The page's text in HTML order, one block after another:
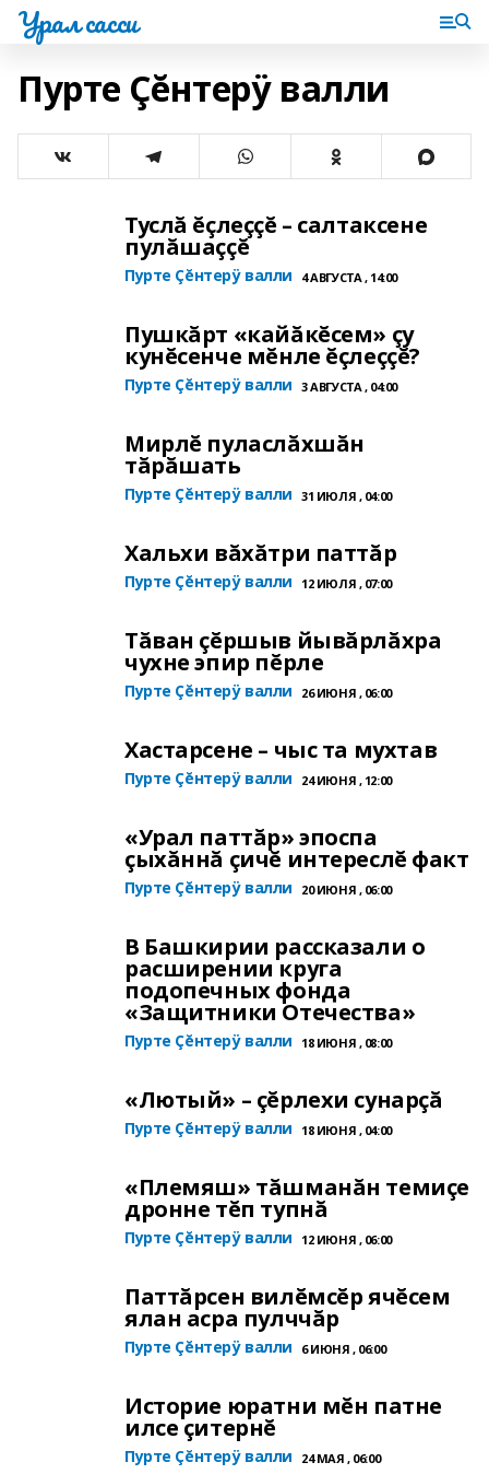
Урал сасси
Пурте Çĕнтерÿ валли
Туслă ĕçлеççĕ – салтаксене
пулăшаççĕ
Пурте Çĕнтерÿ валли 4 АВГУСТА , 14:00
Пушкăрт «кайăкĕсем» çу
кунĕсенче мĕнле ĕçлеççĕ?
Пурте Çĕнтерÿ валли 3 АВГУСТА , 04:00
Мирлĕ пуласлăхшăн
тăрăшать
Пурте Çĕнтерÿ валли 31 ИЮЛЯ , 04:00
Хальхи вăхăтри паттăр
Пурте Çĕнтерÿ валли 12 ИЮЛЯ , 07:00
Тăван çĕршыв йывăрлăхра
чухне эпир пĕрле
Пурте Çĕнтерÿ валли 26 ИЮНЯ , 06:00
Хастарсене – чыс та мухтав
Пурте Çĕнтерÿ валли 24 ИЮНЯ , 12:00
«Урал паттăр» эпоспа
çыхăннă çичĕ интереслĕ факт
Пурте Çĕнтерÿ валли 20 ИЮНЯ , 06:00
В Башкирии рассказали о
расширении круга
подопечных фонда
«Защитники Отечества»
Пурте Çĕнтерÿ валли 18 ИЮНЯ , 08:00
«Лютый» – çĕрлехи сунарçă
Пурте Çĕнтерÿ валли 18 ИЮНЯ , 04:00
«Племяш» тăшманăн темиçе
дронне тĕп тупнă
Пурте Çĕнтерÿ валли 12 ИЮНЯ , 06:00
Паттăрсен вилĕмсĕр ячĕсем
ялан асра пулччăр
Пурте Çĕнтерÿ валли 6 ИЮНЯ , 06:00
Историе юратни мĕн патне
илсе çитернĕ
Пурте Çĕнтерÿ валли 24 МАЯ , 06:00